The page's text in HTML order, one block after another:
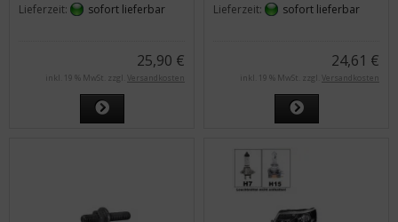
Lieferzeit: sofort lieferbar
25,90 €
inkl. 19 % MwSt. zzgl. Versandkosten
120 mm
Lieferzeit: sofort lieferbar
24,61 €
inkl. 19 % MwSt. zzgl. Versandkosten